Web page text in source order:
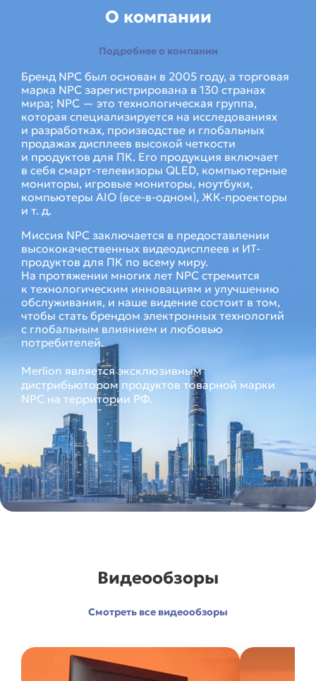
О компании
Подробнее о компании
Бренд NPC был основан в 2005 году, а торговая
марка NPC зарегистрирована в 130 странах
мира; NPC — это технологическая группа,
которая специализируется на исследованиях
и разработках, производстве и глобальных
продажах дисплеев высокой четкости
и продуктов для ПК. Его продукция включает
в себя смарт-телевизоры QLED, компьютерные
мониторы, игровые мониторы, ноутбуки,
компьютеры AIO (все-в-одном), ЖК-проекторы
и т. д.
Миссия NPC заключается в предоставлении
высококачественных видеодисплеев и ИТ-
продуктов для ПК по всему миру.
На протяжении многих лет NPC стремится
к технологическим инновациям и улучшению
обслуживания, и наше видение состоит в том,
чтобы стать брендом электронных технологий
с глобальным влиянием и любовью
потребителей.
Merlion является эксклюзивным
дистрибьютором продуктов товарной марки
NPC на территории РФ.
Видеообзоры
Смотреть все видеообзоры